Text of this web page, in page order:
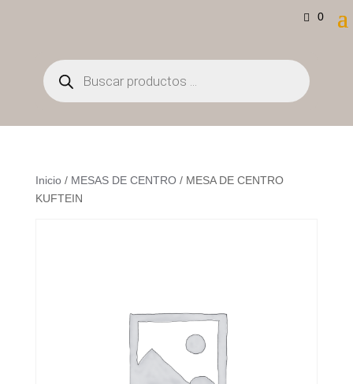
0
Búsqueda
de
productos
Inicio/ MESAS DE CENTRO/ MESA DE CENTRO
KUFTEIN